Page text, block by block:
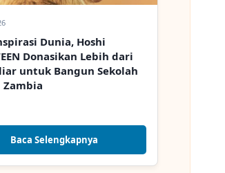
Dunia, Hoshi
Donasikan Lebih dari
untuk Bangun Sekolah
Zambia
Baca Selengkapnya